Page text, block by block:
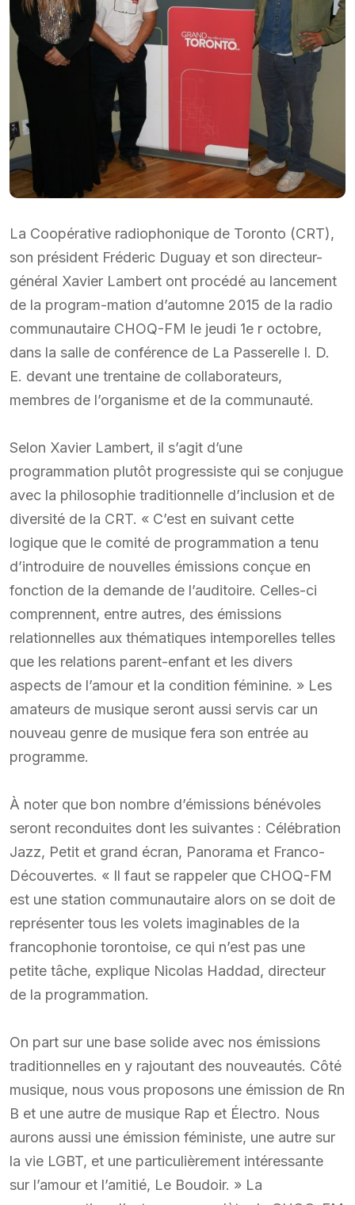
La Coopérative radiophonique de Toronto (CRT),
son président Fréderic Duguay et son directeur-
général Xavier Lambert ont procédé au lancement
de la program-mation d’automne 2015 de la radio
communautaire CHOQ-FM le jeudi 1e r octobre,
dans la salle de conférence de La Passerelle I. D.
E. devant une trentaine de collaborateurs,
membres de l’organisme et de la communauté.
Selon Xavier Lambert, il s’agit d’une
programmation plutôt progressiste qui se conjugue
avec la philosophie traditionnelle d’inclusion et de
diversité de la CRT. « C’est en suivant cette
logique que le comité de programmation a tenu
d’introduire de nouvelles émissions conçue en
fonction de la demande de l’auditoire. Celles-ci
comprennent, entre autres, des émissions
relationnelles aux thématiques intemporelles telles
que les relations parent-enfant et les divers
aspects de l’amour et la condition féminine. » Les
amateurs de musique seront aussi servis car un
nouveau genre de musique fera son entrée au
programme.
À noter que bon nombre d’émissions bénévoles
seront reconduites dont les suivantes : Célébration
Jazz, Petit et grand écran, Panorama et Franco-
Découvertes. « Il faut se rappeler que CHOQ-FM
est une station communautaire alors on se doit de
représenter tous les volets imaginables de la
francophonie torontoise, ce qui n’est pas une
petite tâche, explique Nicolas Haddad, directeur
de la programmation.
On part sur une base solide avec nos émissions
traditionnelles en y rajoutant des nouveautés. Côté
musique, nous vous proposons une émission de Rn
B et une autre de musique Rap et Électro. Nous
aurons aussi une émission féministe, une autre sur
la vie LGBT, et une particulièrement intéressante
sur l’amour et l’amitié, Le Boudoir. » La